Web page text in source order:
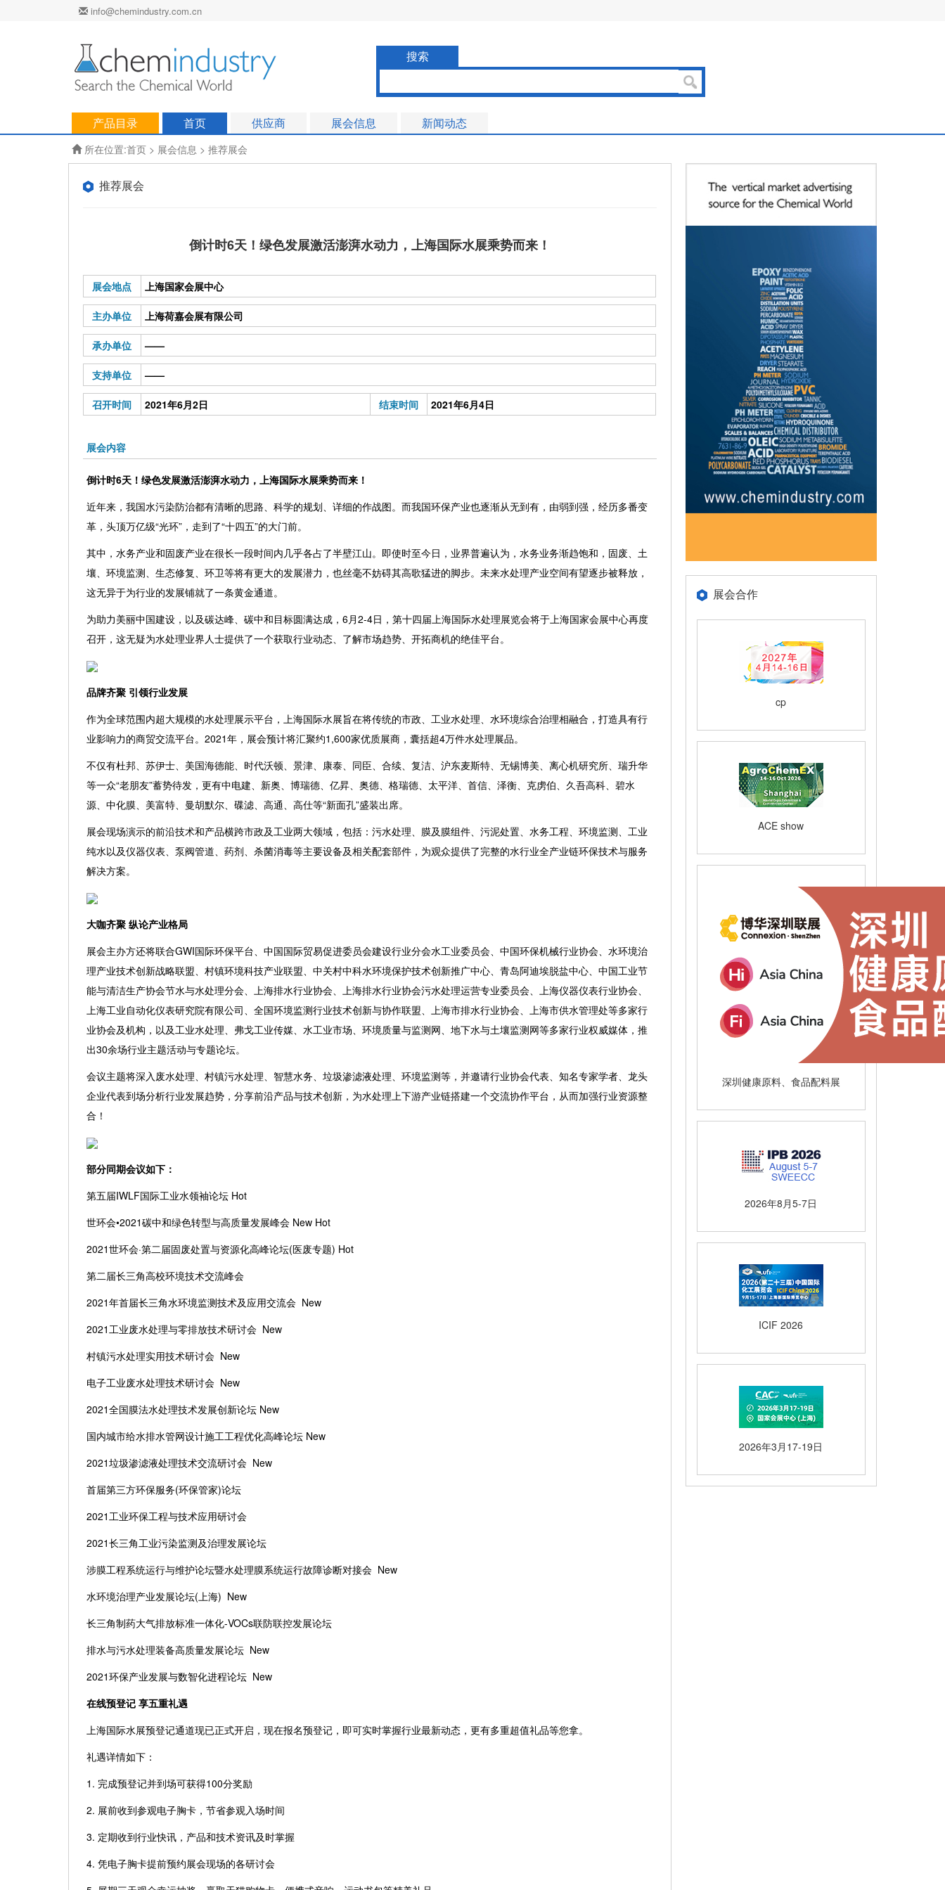
info@chemindustry.com.cn
搜索
产品目录 首页 供应商 展会信息 新闻动态
所在位置:首页 > 展会信息 > 推荐展会
推荐展会
倒计时6天！绿色发展激活澎湃水动力，上海国际水展乘势而来！
展会地点 上海国家会展中心
主办单位 上海荷嘉会展有限公司
承办单位 ——
支持单位 ——
召开时间 2021年6月2日 结束时间 2021年6月4日
展会内容
倒计时6天！绿色发展激活澎湃水动力，上海国际水展乘势而来！
近年来，我国水污染防治都有清晰的思路、科学的规划、详细的作战图。而我国环保产业也逐渐从无到有，由弱到强，经历多番变
革，头顶万亿级“光环”，走到了“十四五”的大门前。
其中，水务产业和固废产业在很长一段时间内几乎各占了半壁江山。即使时至今日，业界普遍认为，水务业务渐趋饱和，固废、土
壤、环境监测、生态修复、环卫等将有更大的发展潜力，也丝毫不妨碍其高歌猛进的脚步。未来水处理产业空间有望逐步被释放，
这无异于为行业的发展铺就了一条黄金通道。
为助力美丽中国建设，以及碳达峰、碳中和目标圆满达成， 6月2-4日，第十四届上海国际水处理展览会将于上海国家会展中心再度
召开，这无疑为水处理业界人士提供了一个获取行业动态、了解市场趋势、开拓商机的绝佳平台。
品牌齐聚 引领行业发展
作为全球范围内超大规模的水处理展示平台，上海国际水展旨在将传统的市政、工业水处理、水环境综合治理相融合，打造具有行
业影响力的商贸交流平台。 2021年，展会预计将汇聚约1,600家优质展商，囊括超4万件水处理展品。
不仅有杜邦、苏伊士、美国海德能、时代沃顿、景津、康泰、同臣、合续、复洁、沪东麦斯特、无锡博美、离心机研究所、瑞升华
等一众“老朋友”蓄势待发，更有中电建、新奥、博瑞德、亿昇、奥德、格瑞德、太平洋、首信、泽衡、克虏伯、久吾高科、碧水
源、中化膜、美富特、曼胡默尔、碟滤、高通、高仕等“新面孔”盛装出席。
展会现场演示的前沿技术和产品横跨市政及工业两大领域，包括：污水处理、膜及膜组件、污泥处置、水务工程、环境监测、工业
纯水以及仪器仪表、泵阀管道、药剂、杀菌消毒等主要设备及相关配套部件，为观众提供了完整的水行业全产业链环保技术与服务
解决方案。
大咖齐聚 纵论产业格局
展会主办方还将联合GWI国际环保平台、中国国际贸易促进委员会建设行业分会水工业委员会、中国环保机械行业协会、水环境治
理产业技术创新战略联盟、村镇环境科技产业联盟、 中关村中科水环境保护技术创新推广中心、 青岛阿迪埃脱盐中心、 中国工业节
能与清洁生产协会节水与水处理分会、上海排水行业协会、 上海排水行业协会污水处理运营专业委员会、 上海仪器仪表行业协会、
上海工业自动化仪表研究院有限公司、全国环境监测行业技术创新与协作联盟、 上海市排水行业协会、上海市供水管理处等多家行
业协会及机构，以及工业水处理、弗戈工业传媒、 水工业市场、环境质量与监测网、地下水与土壤监测网等多家行业权威媒体，推
出30余场行业主题活动与专题论坛。
会议主题将深入废水处理、村镇污水处理、智慧水务、垃圾渗滤液处理、环境监测等，并邀请行业协会代表、知名专家学者、龙头
企业代表到场分析行业发展趋势，分享前沿产品与技术创新，为水处理上下游产业链搭建一个交流协作平台，从而加强行业资源整
合！
部分同期会议如下：
第五届IWLF国际工业水领袖论坛 Hot
世环会•2021碳中和绿色转型与高质量发展峰会 New Hot
2021世环会·第二届固废处置与资源化高峰论坛(医废专题) Hot
第二届长三角高校环境技术交流峰会
2021年首届长三角水环境监测技术及应用交流会 New
2021工业废水处理与零排放技术研讨会 New
村镇污水处理实用技术研讨会 New
电子工业废水处理技术研讨会 New
2021全国膜法水处理技术发展创新论坛 New
国内城市给水排水管网设计施工工程优化高峰论坛 New
2021垃圾渗滤液处理技术交流研讨会 New
首届第三方环保服务(环保管家)论坛
2021工业环保工程与技术应用研讨会
2021长三角工业污染监测及治理发展论坛
涉膜工程系统运行与维护论坛暨水处理膜系统运行故障诊断对接会 New
水环境治理产业发展论坛(上海) New
长三角制药大气排放标准一体化-VOCs联防联控发展论坛
排水与污水处理装备高质量发展论坛 New
2021环保产业发展与数智化进程论坛 New
在线预登记 享五重礼遇
上海国际水展预登记通道现已正式开启，现在报名预登记，即可实时掌握行业最新动态，更有多重超值礼品等您拿。
礼遇详情如下：
1. 完成预登记并到场可获得100分奖励
2. 展前收到参观电子胸卡，节省参观入场时间
3. 定期收到行业快讯，产品和技术资讯及时掌握
4. 凭电子胸卡提前预约展会现场的各研讨会
展会合作
cp
ACE show
深圳健康原料、食品配料展
2026年8月5-7日
ICIF 2026
2026年3月17-19日